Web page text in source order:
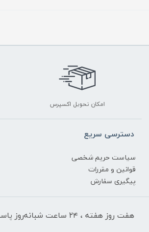
امکان تحویل اکسپرس
دسترسی سریع
سیاست حریم شخصی
قوانین و مقررات
پیگیری سفارش
هفت روز هفته ، ۲۴ ساعت شبانه‌روز پاسخگوی شما هستیم